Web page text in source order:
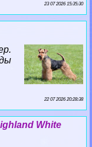
23 07 2026 15:35:30
22 07 2026 20:28:38
White